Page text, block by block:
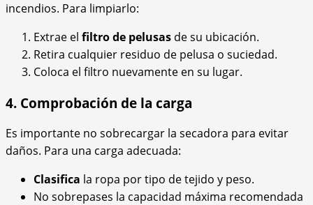
incendios. Para limpiarlo:
Extrae el filtro de pelusas de su ubicación.
Retira cualquier residuo de pelusa o suciedad.
Coloca el filtro nuevamente en su lugar.
4. Comprobación de la carga
Es importante no sobrecargar la secadora para evitar
daños. Para una carga adecuada:
Clasifica la ropa por tipo de tejido y peso.
No sobrepases la capacidad máxima recomendada